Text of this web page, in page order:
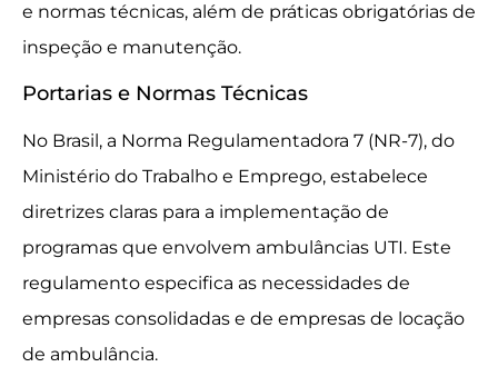
e normas técnicas, além de práticas obrigatórias de
inspeção e manutenção.
Portarias e Normas Técnicas
No Brasil, a Norma Regulamentadora 7 (NR-7), do
Ministério do Trabalho e Emprego, estabelece
diretrizes claras para a implementação de
programas que envolvem ambulâncias UTI. Este
regulamento especifica as necessidades de
empresas consolidadas e de empresas de locação
de ambulância.